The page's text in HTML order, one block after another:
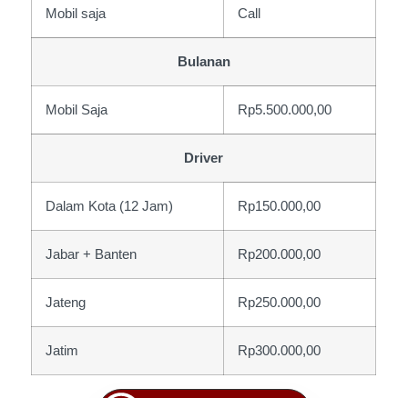
Mobil saja Call
Bulanan
Mobil Saja Rp5.500.000,00
Driver
Dalam Kota (12 Jam) Rp150.000,00
Jabar + Banten Rp200.000,00
Jateng Rp250.000,00
Jatim Rp300.000,00